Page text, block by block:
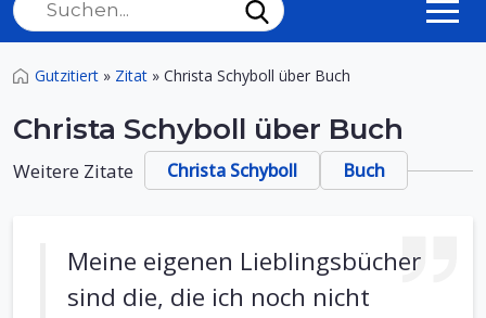
Gutzitiert » Zitat » Christa Schyboll über Buch
Christa Schyboll über Buch
Weitere Zitate Christa Schyboll Buch
Meine eigenen Lieblingsbücher
sind die, die ich noch nicht